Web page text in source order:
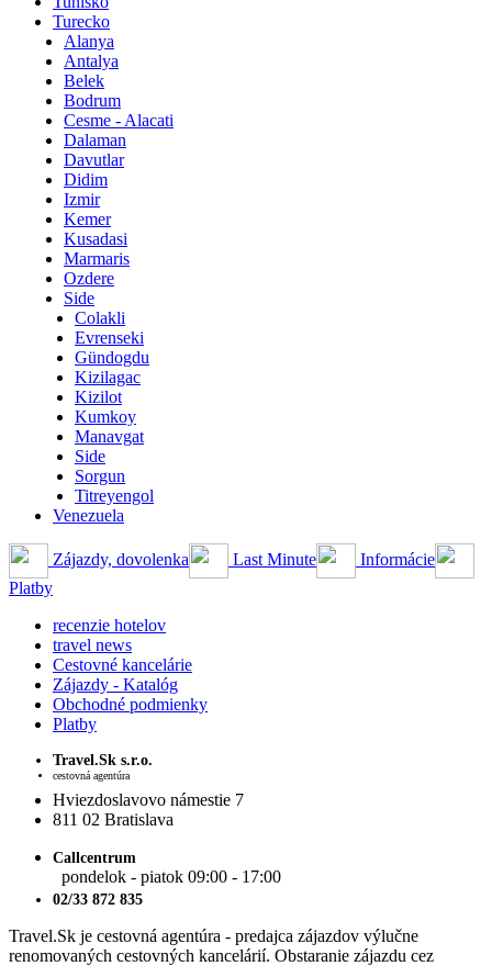
Turecko
Alanya
Antalya
Belek
Bodrum
Cesme - Alacati
Dalaman
Davutlar
Didim
Izmir
Kemer
Kusadasi
Marmaris
Ozdere
Side
Colakli
Evrenseki
Gündogdu
Kizilagac
Kizilot
Kumkoy
Manavgat
Side
Sorgun
Titreyengol
Venezuela
Zájazdy, dovolenka Last Minute
Informácie
Platby
recenzie hotelov
travel news
Cestovné kancelárie
Zájazdy - Katalóg
Obchodné podmienky
Platby
Travel.Sk s.r.o.
cestovná agentúra
Hviezdoslavovo námestie 7
811 02 Bratislava
Callcentrum
pondelok - piatok 09:00 - 17:00
02/33 872 835
Travel.Sk je cestovná agentúra - predajca zájazdov výlučne
renomovaných cestovných kancelárií. Obstaranie zájazdu cez